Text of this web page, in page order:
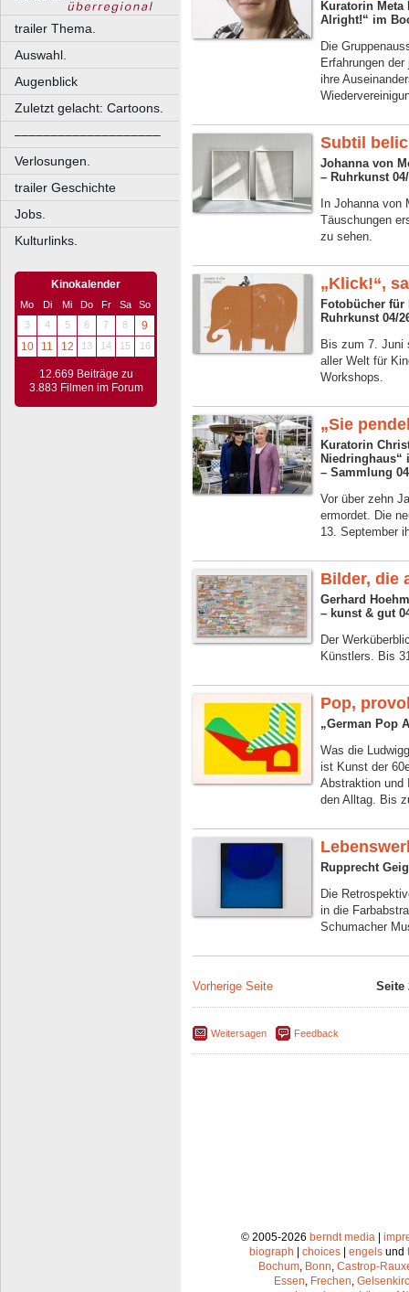
trailer Thema.
Auswahl.
Augenblick
Zuletzt gelacht: Cartoons.
––––––––––––––––––––
Verlosungen.
trailer Geschichte
Jobs.
Kulturlinks.
Kinokalender
Mo Di Mi Do Fr Sa
So
3
4 5 6 7 8
9
10
11 12 13 14 15 16
12.669 Beiträge zu
3.883 Filmen im Forum
Kuratorin
Alright!“ im
Die
Erfahrungen
ihre
Subtil
Johanna von
– Ruhrkunst
In Johanna
Täuschungen
zu sehen.
„Klick!“,
Fotobücher für
Ruhrkunst 04/
Bis zum 7. Juni
aller Welt für
Workshops.
„Sie
Kuratorin
Niedringhaus“
– Sammlung
Vor über zehn
ermordet. Die
13. September
Bilder, die
Gerhard
– kunst & gut
Der
Künstlers. Bis
Pop,
„German Pop
Was die
ist Kunst der
Abstraktion und
den Alltag. Bis
Rupprecht
Die
in die
Schumacher
Vorherige Seite Seite
Weitersagen Feedback
© 2005-2026 berndt media |
biograph | choices | engels und
Bochum Bonn Castrop-
Essen Frechen